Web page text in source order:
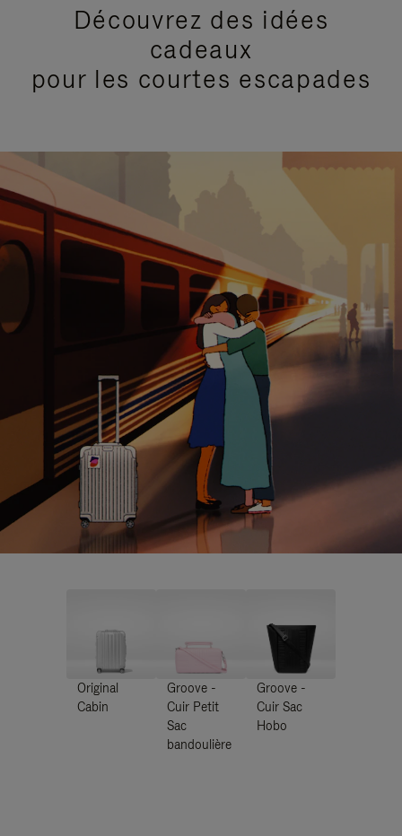
Découvrez des idées
cadeaux
pour les courtes escapades
Original
Cabin
Groove -
Cuir Petit
Sac
bandoulière
Groove -
Cuir Sac
Hobo